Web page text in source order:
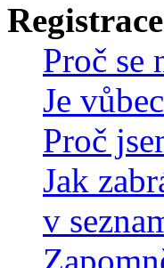
Proč se
Je
Proč
Jak
v